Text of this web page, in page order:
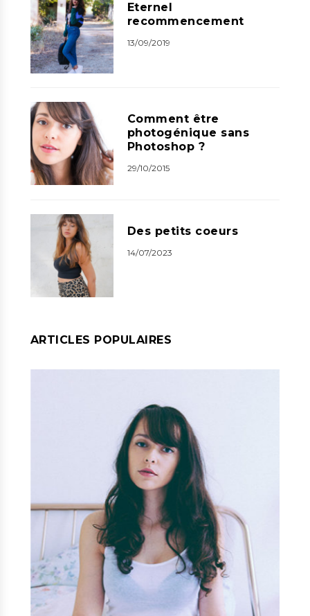
Eternel
recommencement
13/09/2019
Comment être
photogénique sans
Photoshop ?
29/10/2015
Des petits coeurs
14/07/2023
ARTICLES POPULAIRES